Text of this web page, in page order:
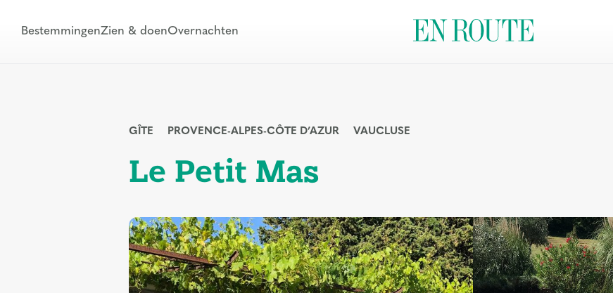
BestemmingenZien & doenOvernachten
GÎTE PROVENCE-ALPES-CÔTE D’AZUR VAUCLUSE
Le Petit Mas